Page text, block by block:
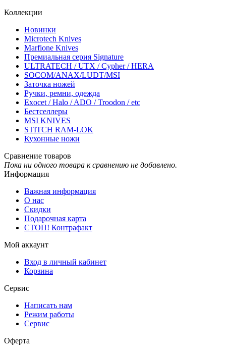
Коллекции
Новинки
Microtech Knives
Marfione Knives
Премиальная серия Signature
ULTRATECH / UTX / Cypher / HERA
SOCOM/ANAX/LUDT/MSI
Заточка ножей
Ручки, ремни, одежда
Exocet / Halo / ADO / Troodon / etc
Бестселлеры
MSI KNIVES
STITCH RAM-LOK
Кухонные ножи
Сравнение товаров
Пока ни одного товара к сравнению не добавлено.
Информация
Важная информация
О нас
Скидки
Подарочная карта
СТОП! Контрафакт
Мой аккаунт
Вход в личный кабинет
Корзина
Сервис
Написать нам
Режим работы
Сервис
Оферта